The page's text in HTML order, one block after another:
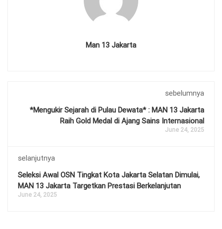
Man 13 Jakarta
sebelumnya
*Mengukir Sejarah di Pulau Dewata* : MAN 13 Jakarta
Raih Gold Medal di Ajang Sains Internasional
June 24, 2025
selanjutnya
Seleksi Awal OSN Tingkat Kota Jakarta Selatan Dimulai,
MAN 13 Jakarta Targetkan Prestasi Berkelanjutan
June 24, 2025